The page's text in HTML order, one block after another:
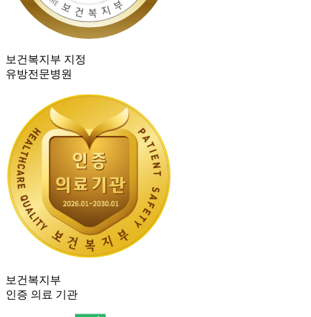
보건복지부 지정
유방전문병원
보건복지부
인증 의료 기관